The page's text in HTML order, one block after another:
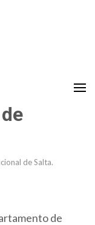
de Salta.
de